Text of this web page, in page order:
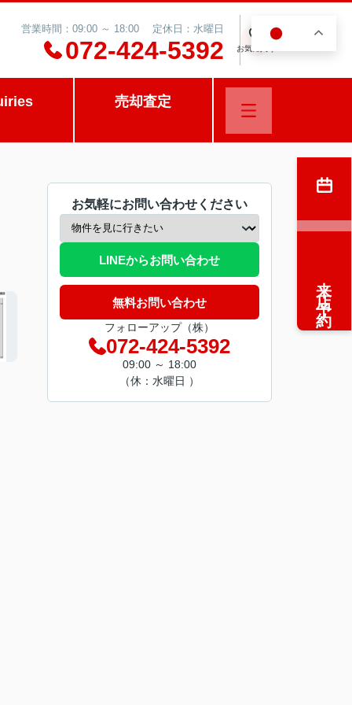
営業時間：09:00 ～ 18:00 定休日：水曜日
072-424-5392 お気に入り
売却査定
お気軽にお問い合わせください
LINEからお問い合わせ
無料お問い合わせ
フォローアップ（株）
072-424-5392
09:00 ～ 18:00
（休：水曜日 ）
来店予約